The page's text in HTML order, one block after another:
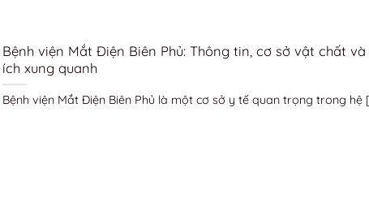
Bệnh viện Mắt Điện Biên Phủ: Thông tin, cơ sở vật chất và
ích xung quanh
Bệnh viện Mắt Điện Biên Phủ là một cơ sở y tế quan trọng trong hệ